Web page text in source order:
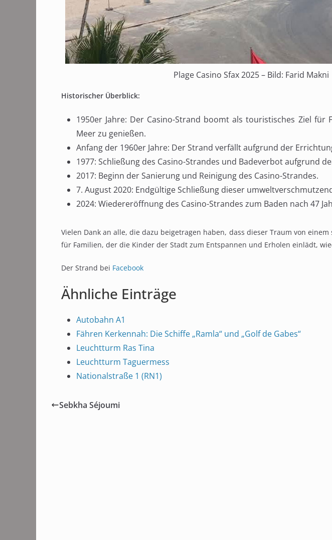
Plage Casino Sfax 2025 – Bild: Farid Makni
Historischer Überblick:
1950er Jahre: Der Casino-Strand boomt als touristisches Ziel für
Meer zu genießen.
Anfang der 1960er Jahre: Der Strand verfällt aufgrund der
1977: Schließung des Casino-Strandes und Badeverbot aufgrund
2017: Beginn der Sanierung und Reinigung des Casino-Strandes.
7. August 2020: Endgültige Schließung dieser
2024: Wiedereröffnung des Casino-Strandes zum Baden nach 47
Vielen Dank an alle, die dazu beigetragen haben, dass dieser Traum von
für Familien, der die Kinder der Stadt zum Entspannen und Erholen einlädt,
Der Strand bei Facebook
Ähnliche Einträge
Autobahn A1
Fähren Kerkennah: Die Schiffe „Ramla“ und „Golf de Gabes“
Leuchtturm Ras Tina
Leuchtturm Taguermess
Nationalstraße 1 (RN1)
Sebkha Séjoumi